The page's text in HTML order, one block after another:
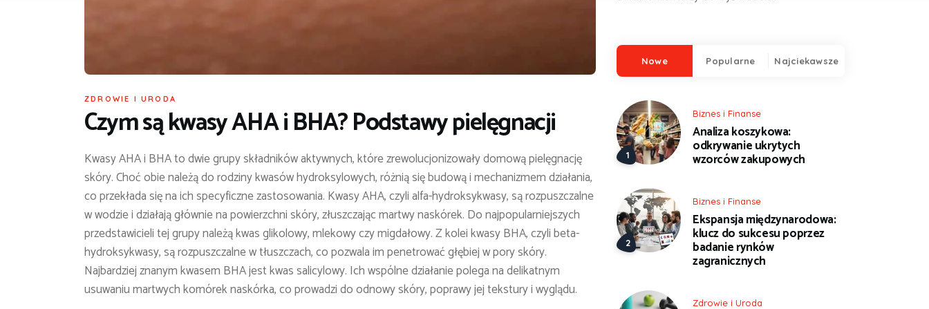
ZDROWIE I URODA
Czym są kwasy AHA i BHA? Podstawy pielęgnacji
Kwasy AHA i BHA to dwie grupy składników aktywnych, które zrewolucjonizowały domową pielęgnację
skóry. Choć obie należą do rodziny kwasów hydroksylowych, różnią się budową i mechanizmem działania,
co przekłada się na ich specyficzne zastosowania. Kwasy AHA, czyli alfa-hydroksykwasy, są rozpuszczalne
w wodzie i działają głównie na powierzchni skóry, złuszczając martwy naskórek. Do najpopularniejszych
przedstawicieli tej grupy należą kwas glikolowy, mlekowy czy migdałowy. Z kolei kwasy BHA, czyli beta-
hydroksykwasy, są rozpuszczalne w tłuszczach, co pozwala im penetrować głębiej w pory skóry.
Najbardziej znanym kwasem BHA jest kwas salicylowy. Ich wspólne działanie polega na delikatnym
usuwaniu martwych komórek naskórka, co prowadzi do odnowy skóry, poprawy jej tekstury i wyglądu.
Nowe Popularne Najciekawsze
Biznes i Finanse
Analiza koszykowa:
odkrywanie ukrytych
wzorców zakupowych
Biznes i Finanse
Ekspansja międzynarodowa:
klucz do sukcesu poprzez
badanie rynków
zagranicznych
Zdrowie i Uroda